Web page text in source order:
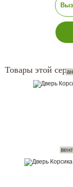
Товары этой